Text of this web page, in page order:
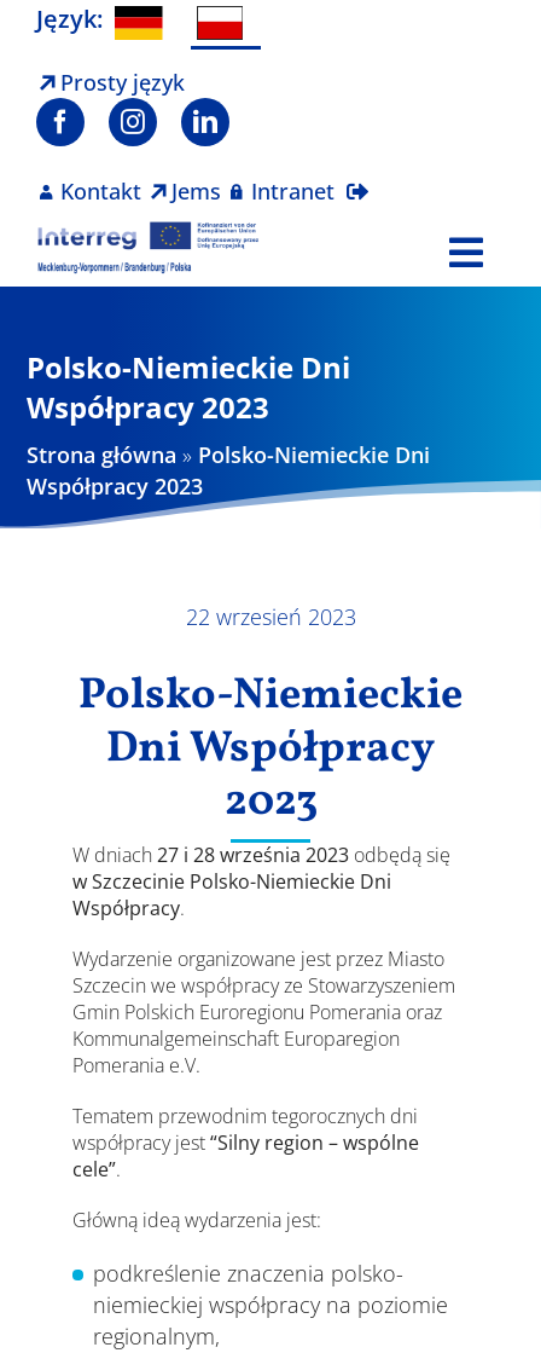
Skip
content
Język:
Prosty język
Kontakt Jems Intranet
Projekty
Aktualności
Polsko-Niemieckie Dni
Współpracy 2023
Strona główna » Polsko-Niemieckie Dni
Współpracy 2023
22 wrzesień 2023
Polsko-Niemieckie
Dni Współpracy
2023
W dniach27 i 28 września 2023 odbędą się
w Szczecinie Polsko-Niemieckie Dni
Współpracy.
Wydarzenie organizowane jest przez Miasto
Szczecin we współpracy ze Stowarzyszeniem
Gmin Polskich Euroregionu Pomerania oraz
Kommunalgemeinschaft Europaregion
Pomerania e.V.
Tematem przewodnim tegorocznych dni
współpracy jest“Silny region – wspólne
cele”.
Główną ideą wydarzenia jest:
podkreślenie znaczenia polsko-
niemieckiej współpracy na poziomie
regionalnym,